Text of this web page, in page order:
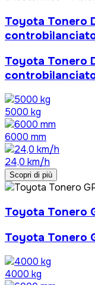
Toyota Tonero
Toyota Tonero
5000 kg
6000 mm
24,0 km/h
Scopri di più
Toyota Tonero
Toyota Tonero
4000 kg